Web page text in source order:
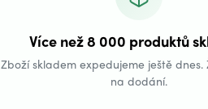
Více než 8 000 produktů
Zboží skladem expedujeme ještě
na dodání.